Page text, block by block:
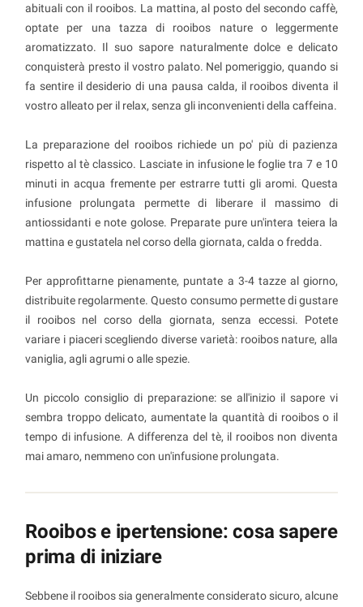
abituali con il rooibos. La mattina, al posto del secondo caffè,
optate per una tazza di rooibos nature o leggermente
aromatizzato. Il suo sapore naturalmente dolce e delicato
conquisterà presto il vostro palato. Nel pomeriggio, quando si
fa sentire il desiderio di una pausa calda, il rooibos diventa il
vostro alleato per il relax, senza gli inconvenienti della caffeina.
La preparazione del rooibos richiede un po' più di pazienza
rispetto al tè classico. Lasciate in infusione le foglie tra 7 e 10
minuti in acqua fremente per estrarre tutti gli aromi. Questa
infusione prolungata permette di liberare il massimo di
antiossidanti e note golose. Preparate pure un'intera teiera la
mattina e gustatela nel corso della giornata, calda o fredda.
Per approfittarne pienamente, puntate a 3-4 tazze al giorno,
distribuite regolarmente. Questo consumo permette di gustare
il rooibos nel corso della giornata, senza eccessi. Potete
variare i piaceri scegliendo diverse varietà: rooibos nature, alla
vaniglia, agli agrumi o alle spezie.
Un piccolo consiglio di preparazione: se all'inizio il sapore vi
sembra troppo delicato, aumentate la quantità di rooibos o il
tempo di infusione. A differenza del tè, il rooibos non diventa
mai amaro, nemmeno con un'infusione prolungata.
Rooibos e ipertensione: cosa sapere
prima di iniziare
Sebbene il rooibos sia generalmente considerato sicuro, alcune